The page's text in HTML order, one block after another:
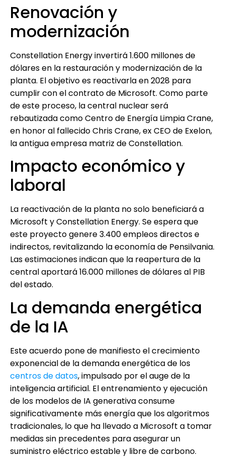
Renovación y
modernización
Constellation Energy invertirá 1.600 millones de
dólares en la restauración y modernización de la
planta. El objetivo es reactivarla en 2028 para
cumplir con el contrato de Microsoft. Como parte
de este proceso, la central nuclear será
rebautizada como Centro de Energía Limpia Crane,
en honor al fallecido Chris Crane, ex CEO de Exelon,
la antigua empresa matriz de Constellation.
Impacto económico y
laboral
La reactivación de la planta no solo beneficiará a
Microsoft y Constellation Energy. Se espera que
este proyecto genere 3.400 empleos directos e
indirectos, revitalizando la economía de Pensilvania.
Las estimaciones indican que la reapertura de la
central aportará 16.000 millones de dólares al PIB
del estado.
La demanda energética
de la IA
Este acuerdo pone de manifiesto el crecimiento
exponencial de la demanda energética de los
centros de datos, impulsado por el auge de la
inteligencia artificial. El entrenamiento y ejecución
de los modelos de IA generativa consume
significativamente más energía que los algoritmos
tradicionales, lo que ha llevado a Microsoft a tomar
medidas sin precedentes para asegurar un
suministro eléctrico estable y libre de carbono.